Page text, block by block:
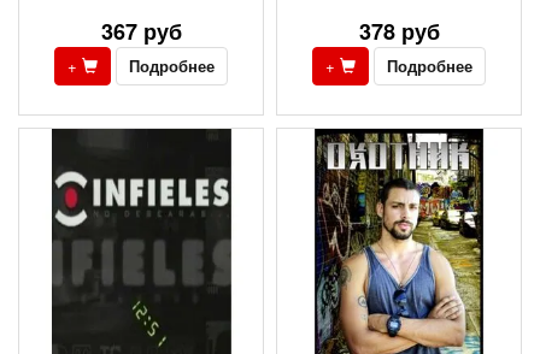
367 руб
+ Подробнее
378 руб
+ Подробнее